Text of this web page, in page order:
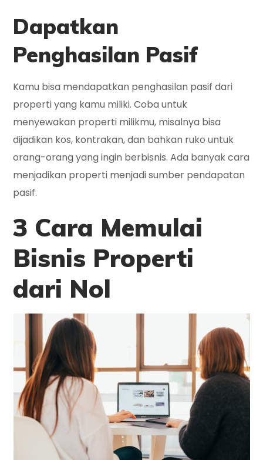
Dapatkan
Penghasilan Pasif
Kamu bisa mendapatkan penghasilan pasif dari
properti yang kamu miliki. Coba untuk
menyewakan properti milikmu, misalnya bisa
dijadikan kos, kontrakan, dan bahkan ruko untuk
orang-orang yang ingin berbisnis. Ada banyak cara
menjadikan properti menjadi sumber pendapatan
pasif.
3 Cara Memulai
Bisnis Properti
dari Nol